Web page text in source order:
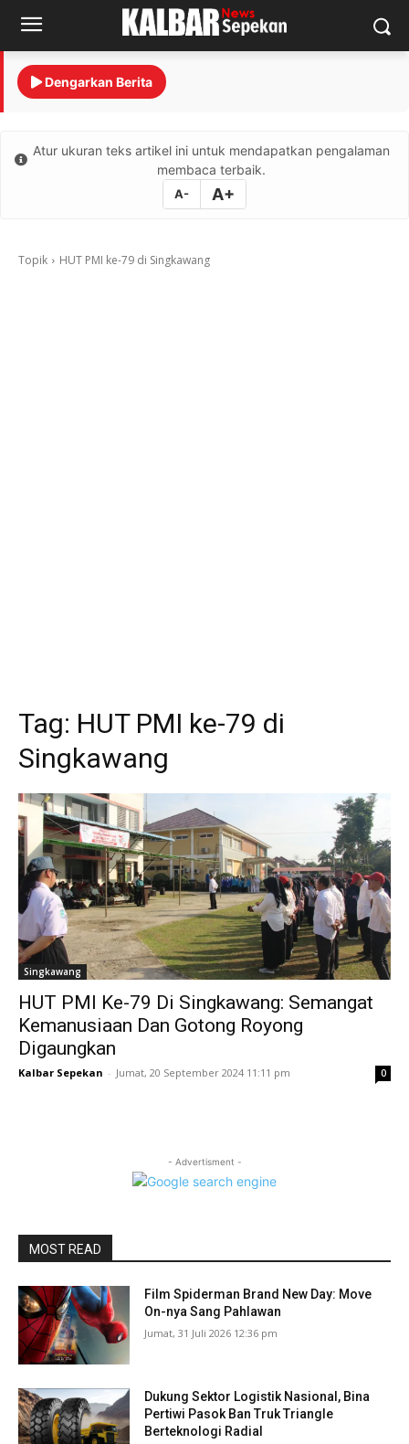
Dengarkan Berita
Atur ukuran teks artikel ini untuk mendapatkan pengalaman
membaca terbaik.
A- A+
Topik HUT PMI ke-79 di Singkawang
Tag: HUT PMI ke-79 di
Singkawang
Singkawang
HUT PMI Ke-79 Di Singkawang: Semangat
Kemanusiaan Dan Gotong Royong
Digaungkan
Kalbar Sepekan - Jumat, 20 September 2024 11:11 pm 0
- Advertisment -
MOST READ
Film Spiderman Brand New Day: Move
On-nya Sang Pahlawan
Jumat, 31 Juli 2026 12:36 pm
Dukung Sektor Logistik Nasional, Bina
Pertiwi Pasok Ban Truk Triangle
Berteknologi Radial